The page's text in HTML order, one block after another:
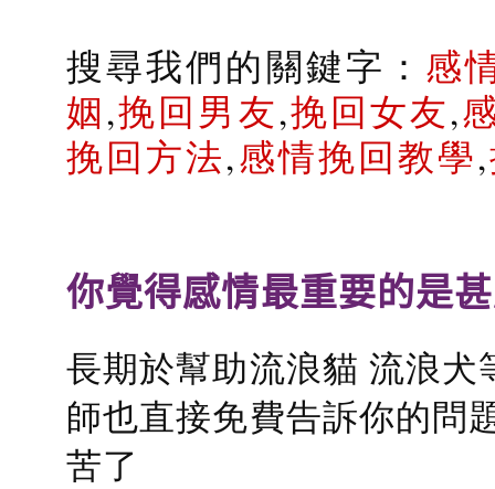
搜尋我們的關鍵字： 感
姻,挽回男友,挽回女友,
挽回方法,感情挽回教學,
你覺得感情最重要的是
長期於幫助流浪貓 流浪
師也直接免費告訴你的問
苦了